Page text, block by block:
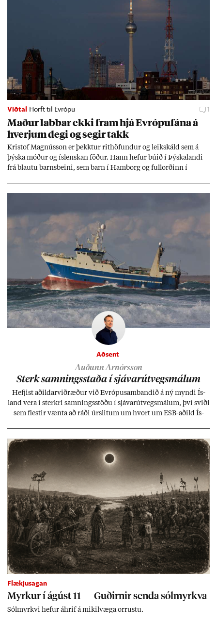
Viðtal Horft til Evrópu 1
Mað­ur labb­ar ekki fram hjá Evr­ópuf­ána á
hverj­um degi og seg­ir takk
Kri­stof Magnús­son er þekkt­ur rit­höf­und­ur og leik­skáld sem á
þýska móð­ur og ís­lensk­an föð­ur. Hann hef­ur bú­ið í Þýskalandi
frá blautu barns­beini, sem barn í Ham­borg og full­orð­inn í
Aðsent
Auðunn Arnórsson
Sterk samn­ings­staða í sjáv­ar­út­vegs­mál­um
Hefj­ist að­ild­ar­við­ræð­ur við Evr­ópu­sam­band­ið á ný myndi Ís­
land vera í sterkri samn­ings­stöðu í sjáv­ar­út­vegs­mál­um, því sviði
sem flest­ir vænta að ráði úr­slit­um um hvort um ESB-að­ild Ís­
kerfi, en sveigj­an­leiki til lausna er um­tals­verð­ur.
Flækjusagan
Myrk­ur í ág­úst 11 — Guð­irn­ir senda sól­myrkva
Sól­myrkvi hef­ur áhrif á mik­il­væga orr­ustu.